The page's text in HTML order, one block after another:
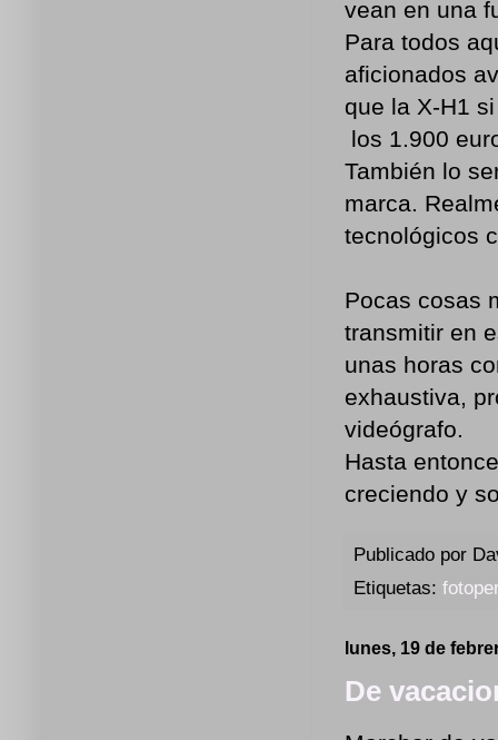
vean en una
Para todos
aficionados
que la X-H1
los 1.900
También lo
marca.
tecnológicos
Pocas cosas
transmitir en
unas horas
exhaustiva,
videógrafo.
Hasta
creciendo y
Publicado por
Etiquetas:
lunes, 19 de
De